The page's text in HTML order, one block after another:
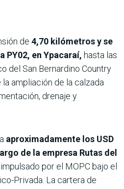
de 4,70 kilómetros y se
PY02, en Ypacaraí, hasta las
del San Bernardino Country
ampliación de la calzada
drenaje y
aproximadamente los USD
de la empresa Rutas del
por el MOPC bajo el
Privada. La cartera de